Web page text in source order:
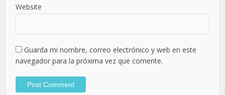
Website
Guarda mi nombre, correo electrónico y web en este
navegador para la próxima vez que comente.